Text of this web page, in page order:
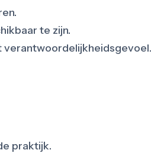
te zijn.
verantwoordelijkheidsgevoel.
praktijk.